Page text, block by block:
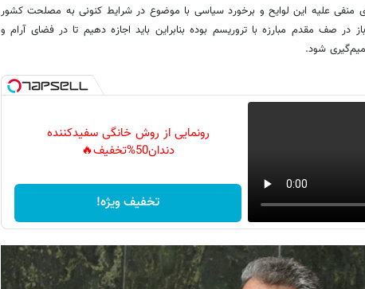
منفی علیه این لوایح و برخورد سیاسی با موضوع در شرایط کنونی به مصلحت کشور
در صف مقدم مبارزه با تروریسم بوده بنابراین باید اجازه دهیم تا در فضای آرام و
شود.
رونمایی از روش خانگی سفیدکننده
دندان50%تخفیف🔥
تخفیف ویژه!